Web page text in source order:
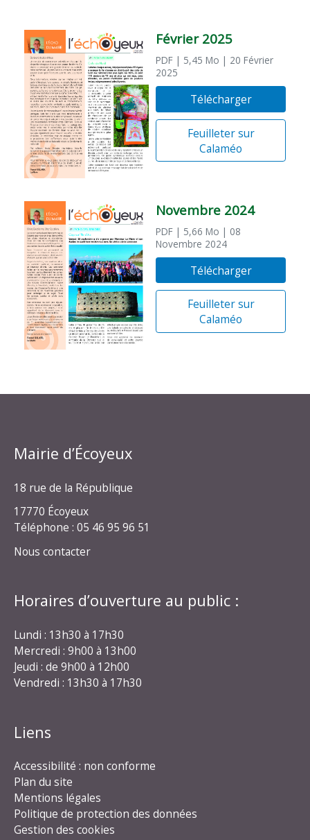
Février 2025
PDF | 5,45 Mo | 20 Février
2025
Télécharger
Feuilleter sur
Calaméo
Novembre 2024
PDF | 5,66 Mo | 08
Novembre 2024
Télécharger
Feuilleter sur
Calaméo
Mairie d’Écoyeux
18 rue de la République
17770 Écoyeux
Téléphone : 05 46 95 96 51
Nous contacter
Horaires d’ouverture au public :
Lundi : 13h30 à 17h30
Mercredi : 9h00 à 13h00
Jeudi : de 9h00 à 12h00
Vendredi : 13h30 à 17h30
Liens
Accessibilité : non conforme
Plan du site
Mentions légales
Politique de protection des données
Gestion des cookies